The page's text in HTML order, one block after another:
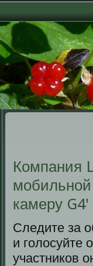
Компания
камеру G4'
Следите за
и голосуйте
участников